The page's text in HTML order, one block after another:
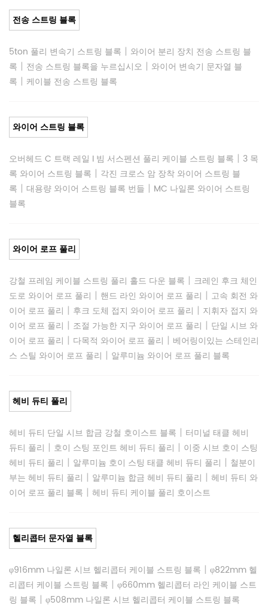
전송 스트링 블록
5ton 풀리 변속기 스트링 블록 | 와이어 분리 장치 전송 스트링 블
록 | 전송 스트링 블록을 누르십시오 | 와이어 변속기 문자열 블
록 | 케이블 전송 스트링 블록
와이어 스트링 블록
오버헤드 C 트랙 레일 I 빔 서스펜션 풀리 케이블 스트링 블록 | 3 목
록 와이어 스트링 블록 | 각진 크로스 암 장착 와이어 스트링 블
록 | 대용량 와이어 스트링 블록 번들 | MC 나일론 와이어 스트링
블록
와이어 로프 풀리
강철 프레임 케이블 스트링 풀리 홀드 다운 블록 | 크레인 후크 체인
도로 와이어 로프 풀리 | 핸드 라인 와이어 로프 풀리 | 고속 회전 와
이어 로프 풀리 | 후크 도체 접지 와이어 로프 풀리 | 지휘자 접지 와
이어 로프 풀리 | 조절 가능한 지구 와이어 로프 풀리 | 단일 시브 와
이어 로프 풀리 | 다목적 와이어 로프 풀리 | 베어링이있는 스테인리
스 스틸 와이어 로프 풀리 | 알루미늄 와이어 로프 풀리 블록
헤비 듀티 풀리
헤비 듀티 단일 시브 합금 강철 호이스트 블록 | 터미널 태클 헤비
듀티 풀리 | 호이 스팅 포인트 헤비 듀티 풀리 | 이중 시브 호이 스팅
헤비 듀티 풀리 | 알루미늄 호이 스팅 태클 헤비 듀티 풀리 | 철분이
부는 헤비 듀티 풀리 | 알루미늄 합금 헤비 듀티 풀리 | 헤비 듀티 와
이어 로프 풀리 블록 | 헤비 듀티 케이블 풀리 호이스트
헬리콥터 문자열 블록
φ916mm 나일론 시브 헬리콥터 케이블 스트링 블록 | φ822mm 헬
리콥터 케이블 스트링 블록 | φ660mm 헬리콥터 라인 케이블 스트
링 블록 | φ508mm 나일론 시브 헬리콥터 케이블 스트링 블록